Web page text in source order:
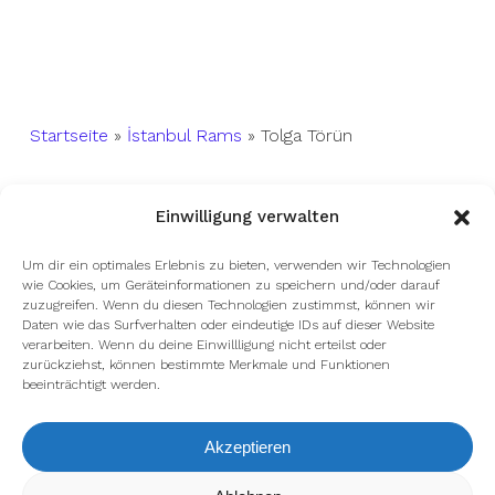
Einwilligung verwalten
Um dir ein optimales Erlebnis zu bieten, verwenden wir Technologien
wie Cookies, um Geräteinformationen zu speichern und/oder darauf
zuzugreifen. Wenn du diesen Technologien zustimmst, können wir
Daten wie das Surfverhalten oder eindeutige IDs auf dieser Website
verarbeiten. Wenn du deine Einwillligung nicht erteilst oder
zurückziehst, können bestimmte Merkmale und Funktionen
beeinträchtigt werden.
Akzeptieren
Startseite » İstanbul Rams » Tolga Törün
facebook youtube instagram spotify twitch